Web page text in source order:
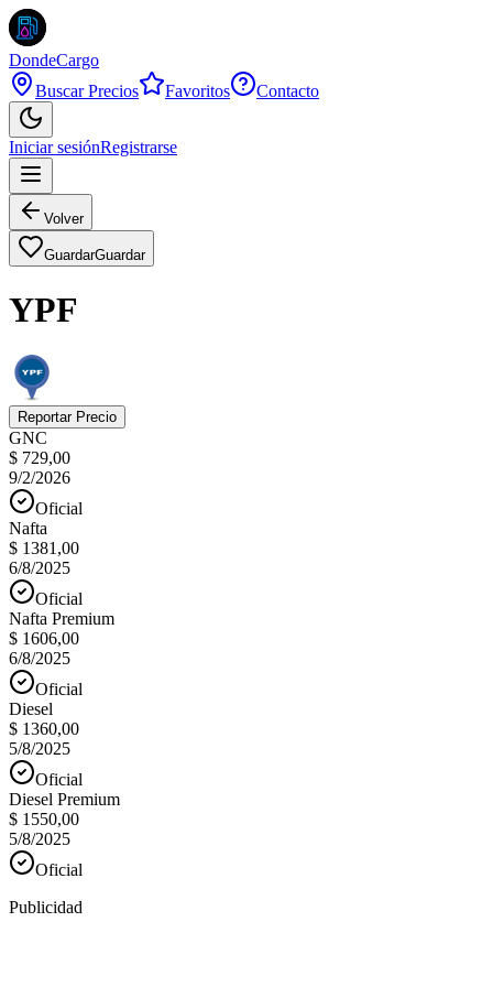
DondeCargo
Buscar Precios
Favoritos Contacto
Iniciar sesiónRegistrarse
Volver
GuardarGuardar
YPF
Reportar Precio
GNC
$ 729,00
9/2/2026
Oficial
Nafta
$ 1381,00
6/8/2025
Oficial
Nafta Premium
$ 1606,00
6/8/2025
Oficial
Diesel
$ 1360,00
5/8/2025
Oficial
Diesel Premium
$ 1550,00
5/8/2025
Oficial
Publicidad